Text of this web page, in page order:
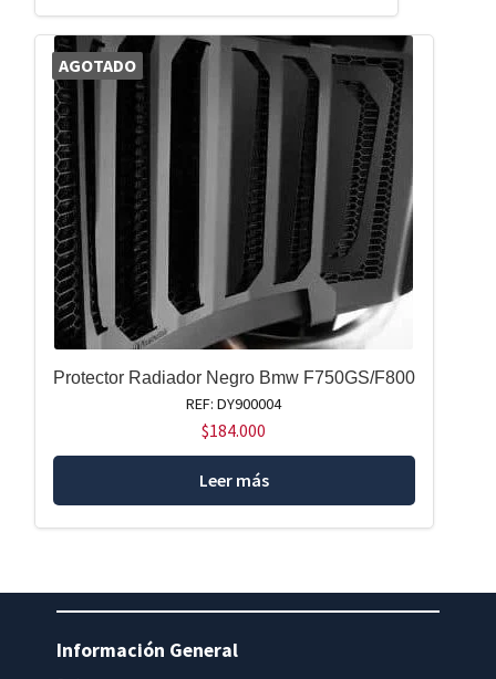
AGOTADO
Protector Radiador Negro Bmw F750GS/F800
REF: DY900004
$184.000
Leer más
Información General